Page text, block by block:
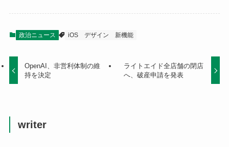
政治ニュース iOS デザイン 新機能
OpenAI、非営利体制の維
持を決定
ライトエイド全店舗の閉店
へ、破産申請を発表
writer